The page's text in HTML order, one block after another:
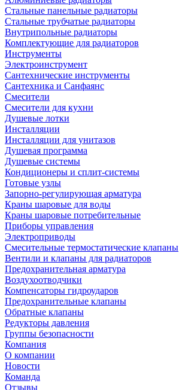
Стальные панельные радиаторы
Стальные трубчатые радиаторы
Внутрипольные радиаторы
Комплектующие для радиаторов
Инструменты
Электроинструмент
Сантехнические инструменты
Сантехника и Санфаянс
Смесители
Смесители для кухни
Душевые лотки
Инсталляции
Инсталляции для унитазов
Душевая программа
Душевые системы
Кондиционеры и сплит-системы
Готовые узлы
Запорно-регулирующая арматура
Краны шаровые для воды
Краны шаровые потребительные
Приборы управления
Электроприводы
Смесительные термостатические клапаны
Вентили и клапаны для радиаторов
Предохранительная арматура
Воздухоотводчики
Компенсаторы гидроударов
Предохранительные клапаны
Обратные клапаны
Редукторы давления
Группы безопасности
Компания
О компании
Новости
Команда
Отзывы